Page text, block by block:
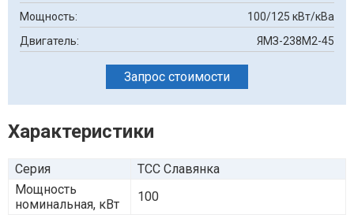
Мощность:
100/125 кВт/кВа
Двигатель:
ЯМЗ-238М2-45
Запрос стоимости
Характеристики
Серия
ТСС Славянка
Мощность
номинальная, кВт
100